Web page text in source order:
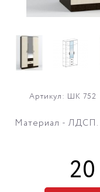
Артикул: ШК 752
Материал - ЛДСП.